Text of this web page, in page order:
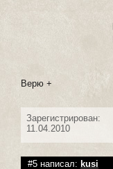
Верю +
Зарегистрирован:
11.04.2010
#5 написал: kusi